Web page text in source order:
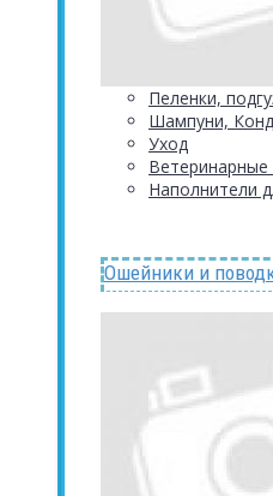
Пеленки,
Шампуни,
Уход
Ветеринарные
Наполнители
Ошейники и